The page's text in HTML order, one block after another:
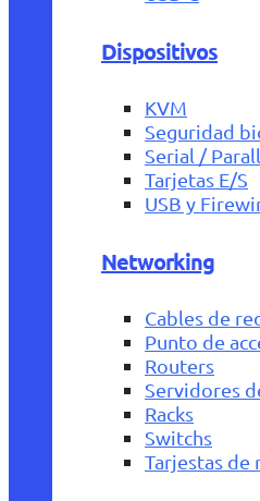
Dispositivos
KVM
Seguridad
Serial /
Tarjetas E/S
USB y
Networking
Cables de
Punto de
Routers
Servidores
Racks
Switchs
Tarjestas de